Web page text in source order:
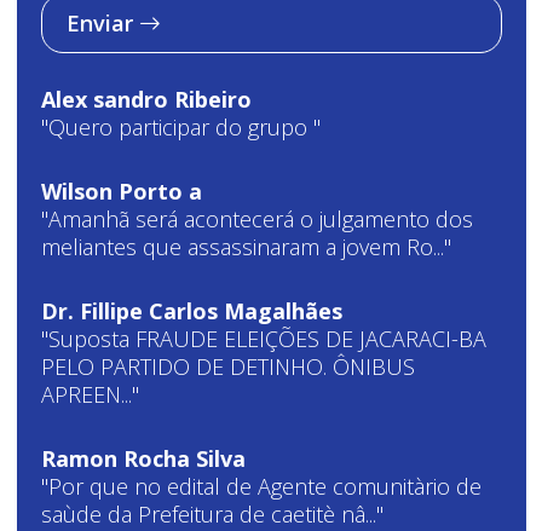
Enviar
Alex sandro Ribeiro
"Quero participar do grupo "
Wilson Porto a
"Amanhã será acontecerá o julgamento dos
meliantes que assassinaram a jovem Ro..."
Dr. Fillipe Carlos Magalhães
"Suposta FRAUDE ELEIÇÕES DE JACARACI-BA
PELO PARTIDO DE DETINHO. ÔNIBUS
APREEN..."
Ramon Rocha Silva
"Por que no edital de Agente comunitàrio de
saùde da Prefeitura de caetitè nâ..."